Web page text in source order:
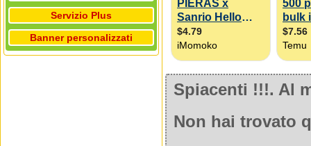
Servizio Plus
Banner personalizzati
Spiacenti !!!. Al
Non hai trovato